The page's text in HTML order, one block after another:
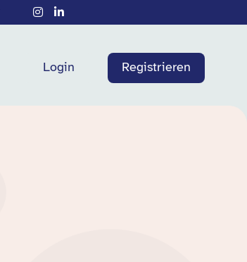
Login Registrieren